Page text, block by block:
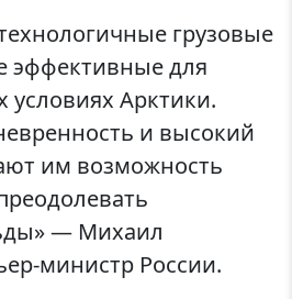
грузовые
эффективные для
условиях Арктики.
и высокий
им возможность
— Михаил
министр России.